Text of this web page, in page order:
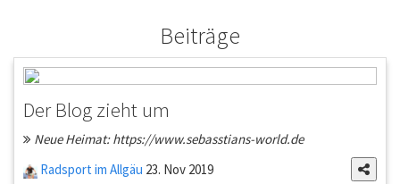
Beiträge
Der Blog zieht um
Neue Heimat: https://www.sebasstians-world.de
Radsport im Allgäu 23. Nov 2019